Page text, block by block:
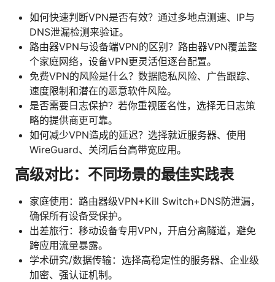
如何快速判断VPN是否有效？通过多地点测速、IP与
DNS泄漏检测来验证。
路由器VPN与设备端VPN的区别？路由器VPN覆盖整
个家庭网络，设备VPN更灵活但逐台配置。
免费VPN的风险是什么？数据隐私风险、广告跟踪、
速度限制和潜在的恶意软件风险。
是否需要日志保护？若你重视匿名性，选择无日志策
略的提供商更可靠。
如何减少VPN造成的延迟？选择就近服务器、使用
WireGuard、关闭后台高带宽应用。
高级对比：不同场景的最佳实践表
家庭使用：路由器级VPN+Kill Switch+DNS防泄漏，
确保所有设备受保护。
出差旅行：移动设备专用VPN，开启分离隧道，避免
跨应用流量暴露。
学术研究/数据传输：选择高稳定性的服务器、企业级
加密、强认证机制。